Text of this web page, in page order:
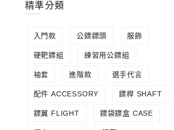
精準分類
入門款 公鏢鏢頭 服飾
硬靶鏢組 練習用公鏢組
袖套 進階款 選手代言
配件 ACCESSORY 鏢桿 SHAFT
鏢翼 FLIGHT 鏢袋鏢盒 CASE